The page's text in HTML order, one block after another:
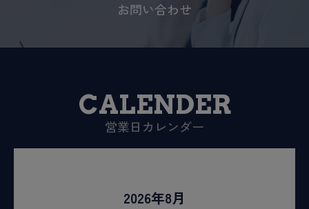
お問い合わせ
CALENDER
営業日カレンダー
2026年8月